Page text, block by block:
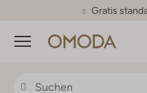
30 Tage
Menü